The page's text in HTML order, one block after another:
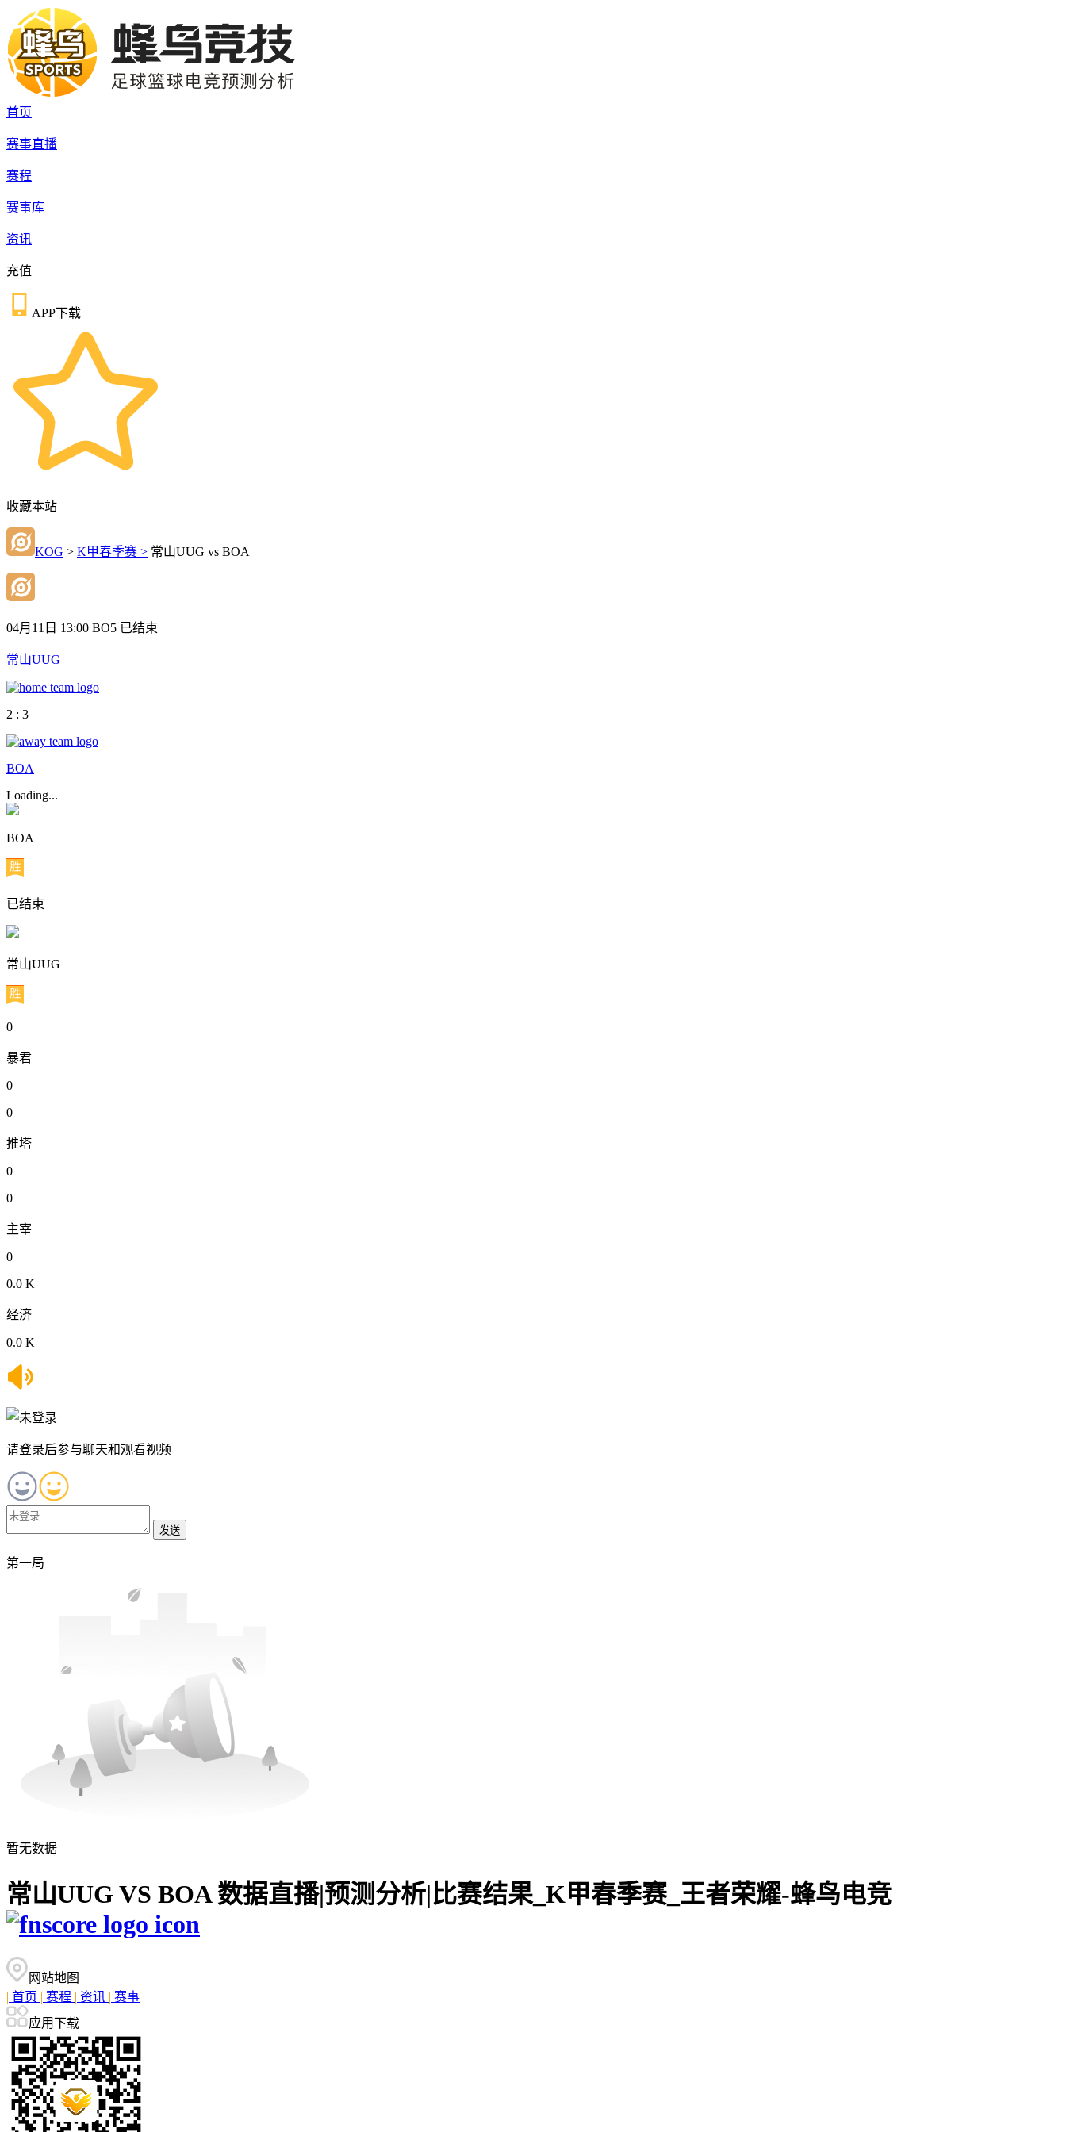
首页
赛事直播
赛程
赛事库
资讯
充值
APP下载
收藏本站
KOG > K甲春季赛 > 常山UUG vs BOA
04月11日 13:00 BO5 已结束
常山UUG
2 : 3
BOA
Loading...
BOA
已结束
常山UUG
0
暴君
0
0
推塔
0
0
主宰
0
0.0 K
经济
0.0 K
请登录后参与聊天和观看视频
发送
第一局
暂无数据
常山UUG VS BOA 数据直播|预测分析|比赛结果_K甲春季赛_王者荣耀-蜂鸟电竞
网站地图
| 首页 | 赛程 | 资讯 | 赛事
应用下载